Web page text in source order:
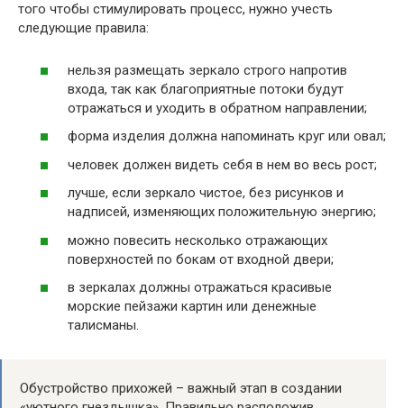
того чтобы стимулировать процесс, нужно учесть
следующие правила:
нельзя размещать зеркало строго напротив
входа, так как благоприятные потоки будут
отражаться и уходить в обратном направлении;
форма изделия должна напоминать круг или овал;
человек должен видеть себя в нем во весь рост;
лучше, если зеркало чистое, без рисунков и
надписей, изменяющих положительную энергию;
можно повесить несколько отражающих
поверхностей по бокам от входной двери;
в зеркалах должны отражаться красивые
морские пейзажи картин или денежные
талисманы.
Обустройство прихожей – важный этап в создании